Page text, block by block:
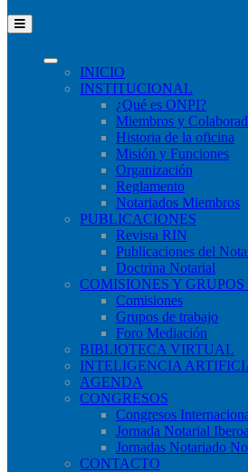
INICIO
INSTITUCIONAL
¿Qué​ es ONPI?
Miembros y
Historia de la oficina
Misión y Funciones
Organización
Reglamento
Notariados Miembros
PUBLICACIONES
Revista RIN
Publicaciones del
Doctrina Notarial
COMISIONES Y
Comisiones
Grupos de trabajo
Foro Mediación
BIBLIOTECA VIRTUAL
INTELIGENCIA
AGENDA
CONGRESOS
Congresos
Jornada Notarial
Jornadas Notariado
CONTACTO